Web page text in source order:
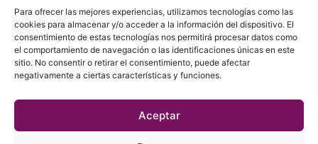
Para ofrecer las mejores experiencias, utilizamos tecnologías como las
cookies para almacenar y/o acceder a la información del dispositivo. El
consentimiento de estas tecnologías nos permitirá procesar datos como
el comportamiento de navegación o las identificaciones únicas en este
sitio. No consentir o retirar el consentimiento, puede afectar
negativamente a ciertas características y funciones.
Aceptar
Política de privacidad
Política de Cookies
Contacto